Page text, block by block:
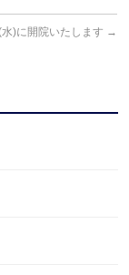
)に開院いたします →